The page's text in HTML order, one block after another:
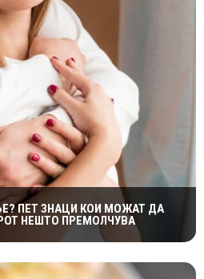
ПЕТ ЗНАЦИ КОИ МОЖАТ ДА
НЕШТО ПРЕМОЛЧУВА